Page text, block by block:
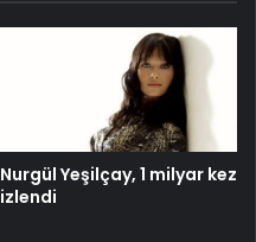
Nurgül Yeşilçay, 1 milyar kez
izlendi